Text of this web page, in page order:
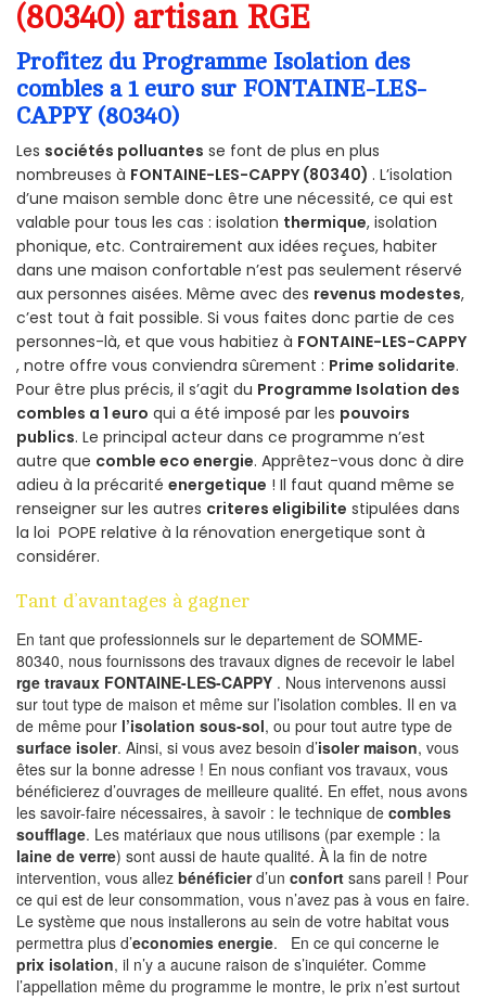
(80340) artisan RGE
Profitez du Programme Isolation des
combles a 1 euro sur FONTAINE-LES-
CAPPY (80340)
Les sociétés polluantes se font de plus en plus
nombreuses à FONTAINE-LES-CAPPY (80340) . L’isolation
d’une maison semble donc être une nécessité, ce qui est
valable pour tous les cas : isolation thermique, isolation
phonique, etc. Contrairement aux idées reçues, habiter
dans une maison confortable n’est pas seulement réservé
aux personnes aisées. Même avec des revenus modestes,
c’est tout à fait possible. Si vous faites donc partie de ces
personnes-là, et que vous habitiez à FONTAINE-LES-CAPPY
, notre offre vous conviendra sûrement : Prime solidarite.
Pour être plus précis, il s’agit du Programme Isolation des
combles a 1 euro qui a été imposé par les pouvoirs
publics. Le principal acteur dans ce programme n’est
autre que comble eco energie. Apprêtez-vous donc à dire
adieu à la précarité energetique ! Il faut quand même se
renseigner sur les autres criteres eligibilite stipulées dans
la loi POPE relative à la rénovation energetique sont à
considérer.
Tant d’avantages à gagner
En tant que professionnels sur le departement de SOMME-
80340, nous fournissons des travaux dignes de recevoir le label
rge travaux FONTAINE-LES-CAPPY . Nous intervenons aussi
sur tout type de maison et même sur l’isolation combles. Il en va
de même pour l’isolation sous-sol, ou pour tout autre type de
surface isoler. Ainsi, si vous avez besoin d’isoler maison, vous
êtes sur la bonne adresse ! En nous confiant vos travaux, vous
bénéficierez d’ouvrages de meilleure qualité. En effet, nous avons
les savoir-faire nécessaires, à savoir : le technique de combles
soufflage. Les matériaux que nous utilisons (par exemple : la
laine de verre) sont aussi de haute qualité. À la fin de notre
intervention, vous allez bénéficierd’un confort sans pareil ! Pour
ce qui est de leur consommation, vous n’avez pas à vous en faire.
Le système que nous installerons au sein de votre habitat vous
permettra plus d’economies energie. En ce qui concerne le
prix isolation, il n’y a aucune raison de s’inquiéter. Comme
l’appellation même du programme le montre, le prix n’est surtout